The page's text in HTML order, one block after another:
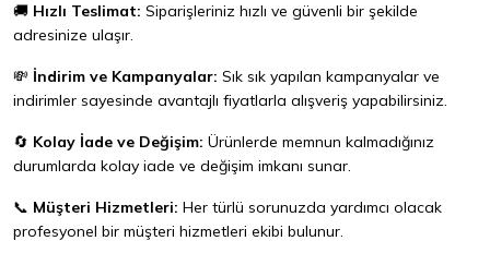
🚚 Hızlı Teslimat: Siparişleriniz hızlı ve güvenli bir şekilde
adresinize ulaşır.
💸 İndirim ve Kampanyalar: Sık sık yapılan kampanyalar ve
indirimler sayesinde avantajlı fiyatlarla alışveriş yapabilirsiniz.
🔄 Kolay İade ve Değişim: Ürünlerde memnun kalmadığınız
durumlarda kolay iade ve değişim imkanı sunar.
📞 Müşteri Hizmetleri: Her türlü sorunuzda yardımcı olacak
profesyonel bir müşteri hizmetleri ekibi bulunur.